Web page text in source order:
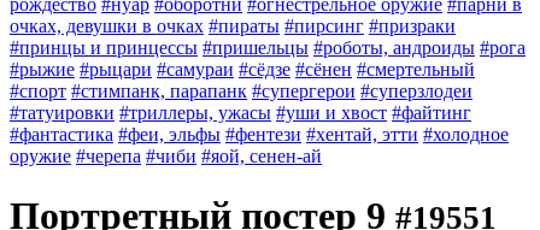
рождество #нуар #оборотни #огнестрельное оружие #парни в
очках, девушки в очках #пираты #пирсинг #призраки
#принцы и принцессы #пришельцы #роботы, андроиды #рога
#рыжие #рыцари #самураи #сёдзе #сёнен #смертельный
#спорт #стимпанк, парапанк #супергерои #суперзлодеи
#татуировки #триллеры, ужасы #уши и хвост #файтинг
#фантастика #феи, эльфы #фентези #хентай, этти #холодное
оружие #черепа #чиби #яой, сенен-ай
Портретный постер 9 #19551